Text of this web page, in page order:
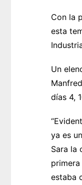
Con la
esta
Un
días 4,
ya es
Sara la
estaba